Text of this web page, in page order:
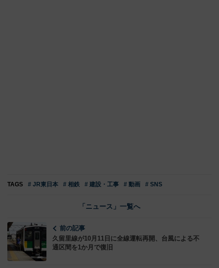
TAGS # JR東日本 # 相鉄 # 建設・工事 # 動画 # SNS
「ニュース」一覧へ
前の記事
久留里線が10月11日に全線運転再開、台風による不
通区間を1か月で復旧